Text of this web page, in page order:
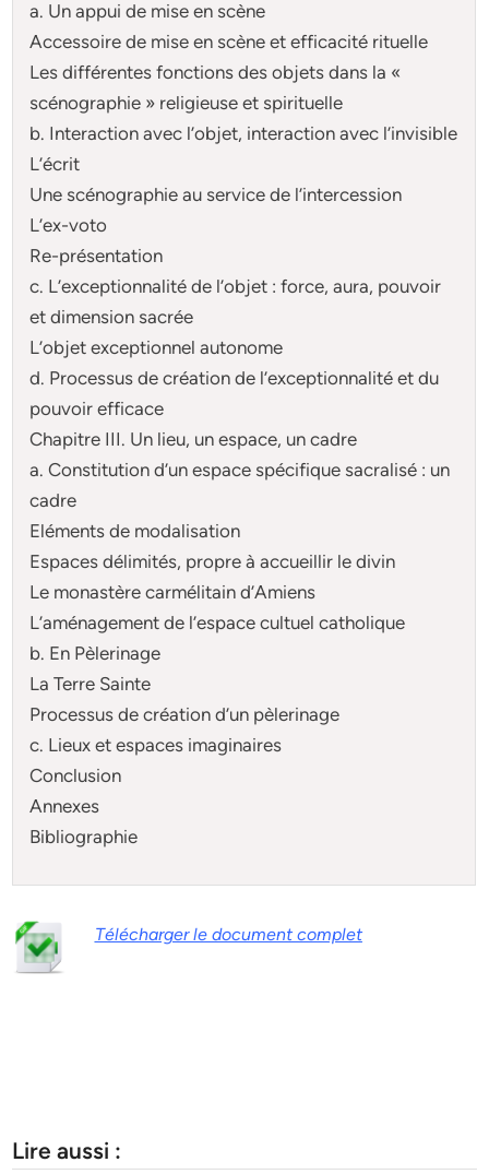
a. Un appui de mise en scène
Accessoire de mise en scène et efficacité rituelle
Les différentes fonctions des objets dans la «
scénographie » religieuse et spirituelle
b. Interaction avec l’objet, interaction avec l’invisible
L’écrit
Une scénographie au service de l’intercession
L’ex-voto
Re-présentation
c. L’exceptionnalité de l’objet : force, aura, pouvoir
et dimension sacrée
L’objet exceptionnel autonome
d. Processus de création de l’exceptionnalité et du
pouvoir efficace
Chapitre III. Un lieu, un espace, un cadre
a. Constitution d’un espace spécifique sacralisé : un
cadre
Eléments de modalisation
Espaces délimités, propre à accueillir le divin
Le monastère carmélitain d’Amiens
L’aménagement de l’espace cultuel catholique
b. En Pèlerinage
La Terre Sainte
Processus de création d’un pèlerinage
c. Lieux et espaces imaginaires
Conclusion
Annexes
Bibliographie
Télécharger le document complet
Lire aussi :